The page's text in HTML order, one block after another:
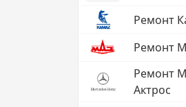
Ремонт
Ремонт
Ремонт
Актрос